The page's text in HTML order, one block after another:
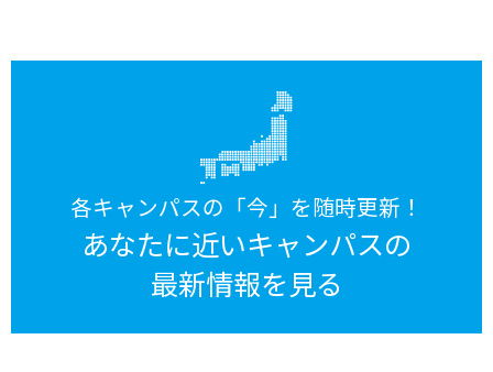
各キャンパスの「今」を随時更新！
あなたに近いキャンパスの
最新情報を見る